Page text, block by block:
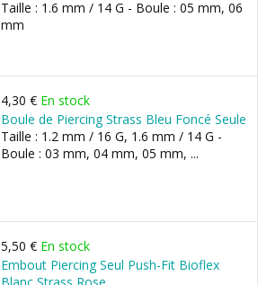
Taille : 1.6 mm / 14 G - Boule : 05 mm, 06
mm
4,30 € En stock
Boule de Piercing Strass Bleu Foncé Seule
Taille : 1.2 mm / 16 G, 1.6 mm / 14 G -
Boule : 03 mm, 04 mm, 05 mm, ...
5,50 € En stock
Embout Piercing Seul Push-Fit Bioflex